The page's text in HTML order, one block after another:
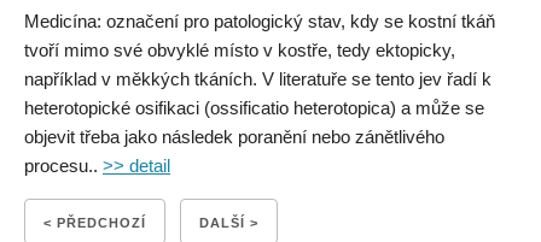
Medicína: označení pro patologický stav, kdy se kostní tkáň
tvoří mimo své obvyklé místo v kostře, tedy ektopicky,
například v měkkých tkáních. V literatuře se tento jev řadí k
heterotopické osifikaci (ossificatio heterotopica) a může se
objevit třeba jako následek poranění nebo zánětlivého
procesu.. >> detail
< PŘEDCHOZÍ DALŠÍ >